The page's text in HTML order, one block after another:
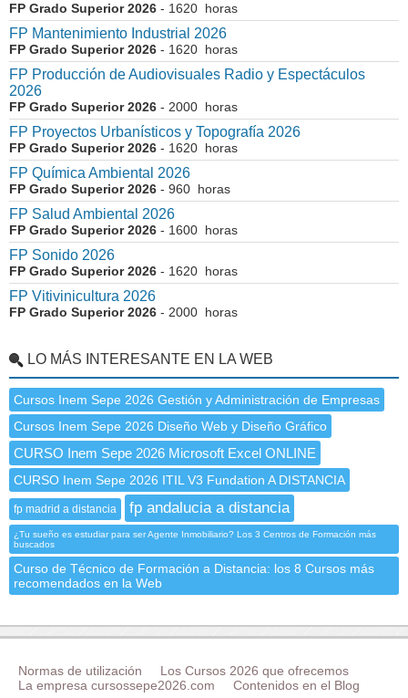
FP Grado Superior 2026 - 1620 horas
FP Mantenimiento Industrial 2026
FP Grado Superior 2026 - 1620 horas
FP Producción de Audiovisuales Radio y Espectáculos
2026
FP Grado Superior 2026 - 2000 horas
FP Proyectos Urbanísticos y Topografía 2026
FP Grado Superior 2026 - 1620 horas
FP Química Ambiental 2026
FP Grado Superior 2026 - 960 horas
FP Salud Ambiental 2026
FP Grado Superior 2026 - 1600 horas
FP Sonido 2026
FP Grado Superior 2026 - 1620 horas
FP Vitivinicultura 2026
FP Grado Superior 2026 - 2000 horas
LO MÁS INTERESANTE EN LA WEB
Cursos Inem Sepe 2026 Gestión y Administración de Empresas
Cursos Inem Sepe 2026 Diseño Web y Diseño Gráfico
CURSO Inem Sepe 2026 Microsoft Excel ONLINE
CURSO Inem Sepe 2026 ITIL V3 Fundation A DISTANCIA
fp madrid a distancia fp andalucia a distancia
¿Tu sueño es estudiar para ser Agente Inmobiliario? Los 3 Centros de Formación más
buscados
Curso de Técnico de Formación a Distancia: los 8 Cursos más
recomendados en la Web
Normas de utilización
Los Cursos 2026 que ofrecemos
La empresa cursossepe2026.com
Contenidos en el Blog